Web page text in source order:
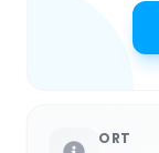
ORT